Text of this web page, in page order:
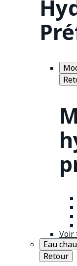
Voir
Eau
Retour